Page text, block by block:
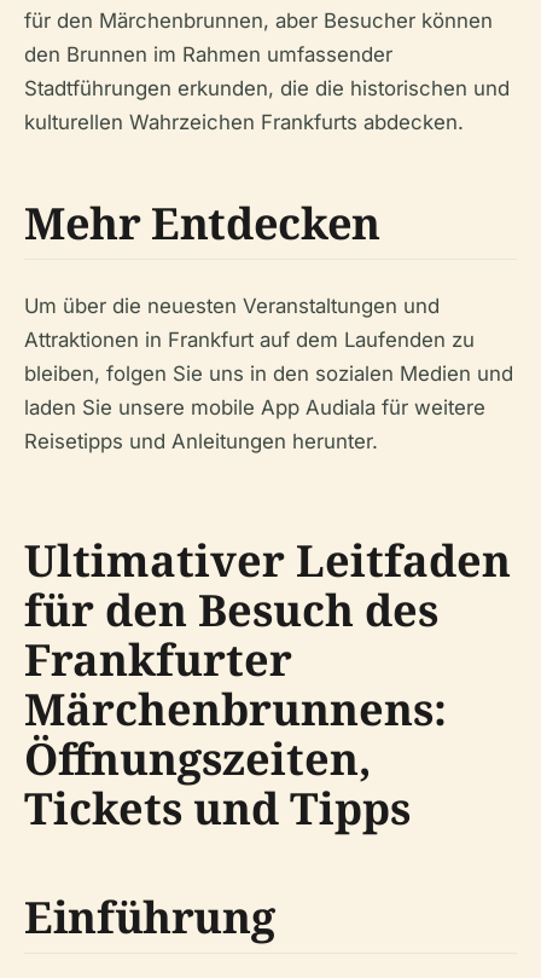
für den Märchenbrunnen, aber Besucher können
den Brunnen im Rahmen umfassender
Stadtführungen erkunden, die die historischen und
kulturellen Wahrzeichen Frankfurts abdecken.
Mehr Entdecken
Um über die neuesten Veranstaltungen und
Attraktionen in Frankfurt auf dem Laufenden zu
bleiben, folgen Sie uns in den sozialen Medien und
laden Sie unsere mobile App Audiala für weitere
Reisetipps und Anleitungen herunter.
Ultimativer Leitfaden
für den Besuch des
Frankfurter
Märchenbrunnens:
Öffnungszeiten,
Tickets und Tipps
Einführung